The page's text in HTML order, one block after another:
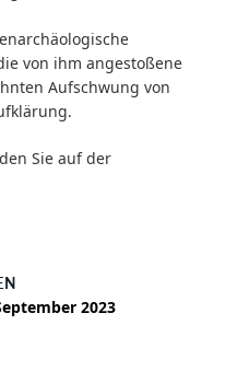
2023
von ihm angestoßene
Aufschwung von
Sie auf der